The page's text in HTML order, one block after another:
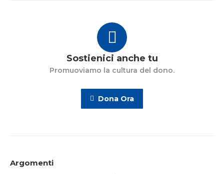
Sostienici anche tu
Promuoviamo la cultura del dono.
Dona Ora
Argomenti